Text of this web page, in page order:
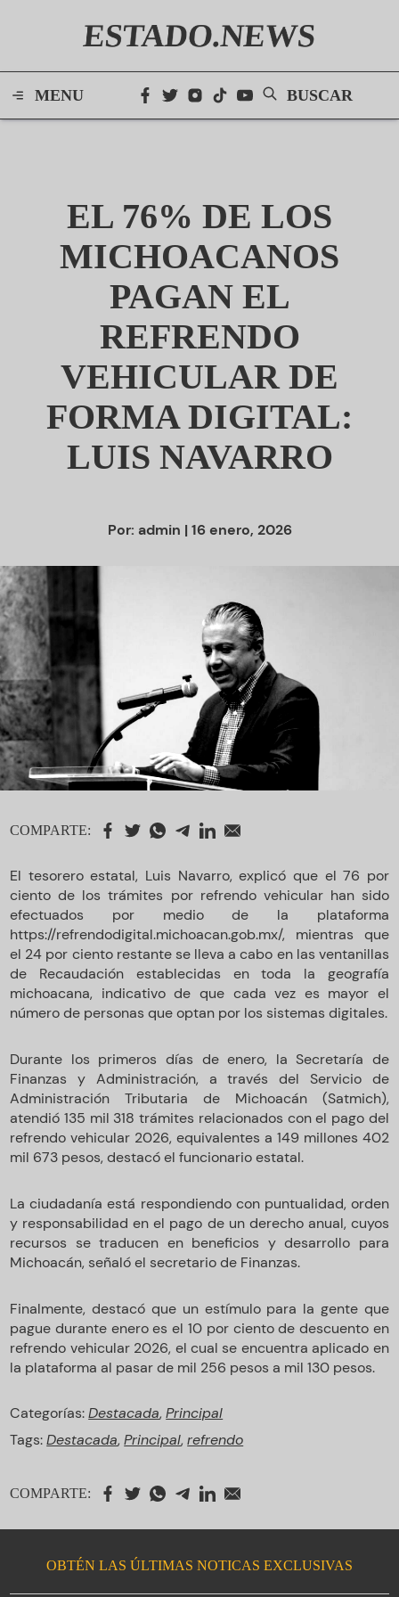
ESTADO.NEWS
MENU BUSCAR
EL 76% DE LOS
MICHOACANOS
PAGAN EL
REFRENDO
VEHICULAR DE
FORMA DIGITAL:
LUIS NAVARRO
Por: admin | 16 enero, 2026
COMPARTE:
El tesorero estatal, Luis Navarro, explicó que el 76 por
ciento de los trámites por refrendo vehicular han sido
efectuados por medio de la plataforma
https://refrendodigital.michoacan.gob.mx/, mientras que
el 24 por ciento restante se lleva a cabo en las ventanillas
de Recaudación establecidas en toda la geografía
michoacana, indicativo de que cada vez es mayor el
número de personas que optan por los sistemas digitales.
Durante los primeros días de enero, la Secretaría de
Finanzas y Administración, a través del Servicio de
Administración Tributaria de Michoacán (Satmich),
atendió 135 mil 318 trámites relacionados con el pago del
refrendo vehicular 2026, equivalentes a 149 millones 402
mil 673 pesos, destacó el funcionario estatal.
La ciudadanía está respondiendo con puntualidad, orden
y responsabilidad en el pago de un derecho anual, cuyos
recursos se traducen en beneficios y desarrollo para
Michoacán, señaló el secretario de Finanzas.
Finalmente, destacó que un estímulo para la gente que
pague durante enero es el 10 por ciento de descuento en
refrendo vehicular 2026, el cual se encuentra aplicado en
la plataforma al pasar de mil 256 pesos a mil 130 pesos.
Categorías:Destacada,Principal
Tags:Destacada,Principal,refrendo
COMPARTE:
OBTÉN LAS ÚLTIMAS NOTICAS EXCLUSIVAS